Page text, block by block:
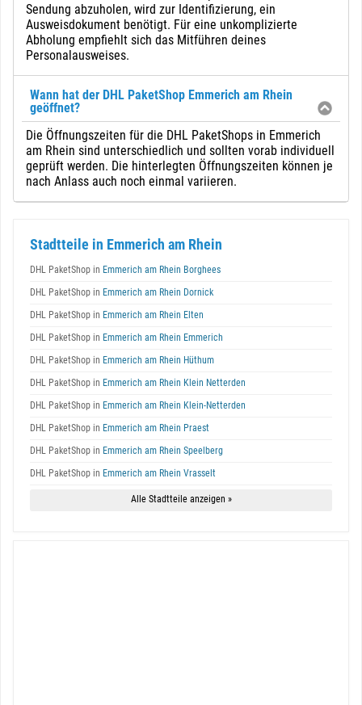
Sendung abzuholen, wird zur Identifizierung, ein
Ausweisdokument benötigt. Für eine unkomplizierte
Abholung empfiehlt sich das Mitführen deines
Personalausweises.
Wann hat der DHL PaketShop Emmerich am Rhein
geöffnet?
Die Öffnungszeiten für die DHL PaketShops in Emmerich
am Rhein sind unterschiedlich und sollten vorab individuell
geprüft werden. Die hinterlegten Öffnungszeiten können je
nach Anlass auch noch einmal variieren.
Stadtteile in Emmerich am Rhein
DHL PaketShop in Emmerich am Rhein Borghees
DHL PaketShop in Emmerich am Rhein Dornick
DHL PaketShop in Emmerich am Rhein Elten
DHL PaketShop in Emmerich am Rhein Emmerich
DHL PaketShop in Emmerich am Rhein Hüthum
DHL PaketShop in Emmerich am Rhein Klein Netterden
DHL PaketShop in Emmerich am Rhein Klein-Netterden
DHL PaketShop in Emmerich am Rhein Praest
DHL PaketShop in Emmerich am Rhein Speelberg
DHL PaketShop in Emmerich am Rhein Vrasselt
Alle Stadtteile anzeigen »